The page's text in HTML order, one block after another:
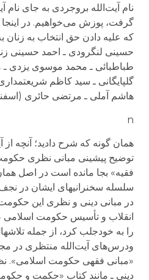
نام آيت‌الله بروجردی به جای نام
گرفت، پوزش می‌خواهيم. در اينجا
که عليه دادن حق انتخاب به زنان
حسينی لنگرودی ـ احمد حسينی
طباطبائی ـ محمد موسوی يزدی
گلپايگانی ـ سيد کاظم
هاشم آملی ـ مرتضی حائری (اسفند 1341)صادر
n
همان گونه که شرح داديد؛ آنچه از
توضيح پيشينی مبانی نظری
فقيه» بجا مانده است در اصل
سلسله سخنرانيهای ايشان در
در مبانی دينی و نظری اين
انقلاب و تأسيس حکومت
را به خودجلب کرد، از جمله
ودرس‌های آيت‌الله منتظری در
«مبانی فقهی حکومت اسلامی».
دينی ـ مانند کتاب «حکمت و